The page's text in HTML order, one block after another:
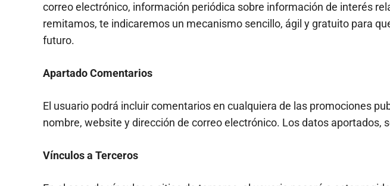
correo electrónico, información periódica sobre información de interés
remitamos, te indicaremos un mecanismo sencillo, ágil y gratuito para
futuro.
Apartado Comentarios
El usuario podrá incluir comentarios en cualquiera de las promociones
nombre, website y dirección de correo electrónico. Los datos
Vínculos a Terceros